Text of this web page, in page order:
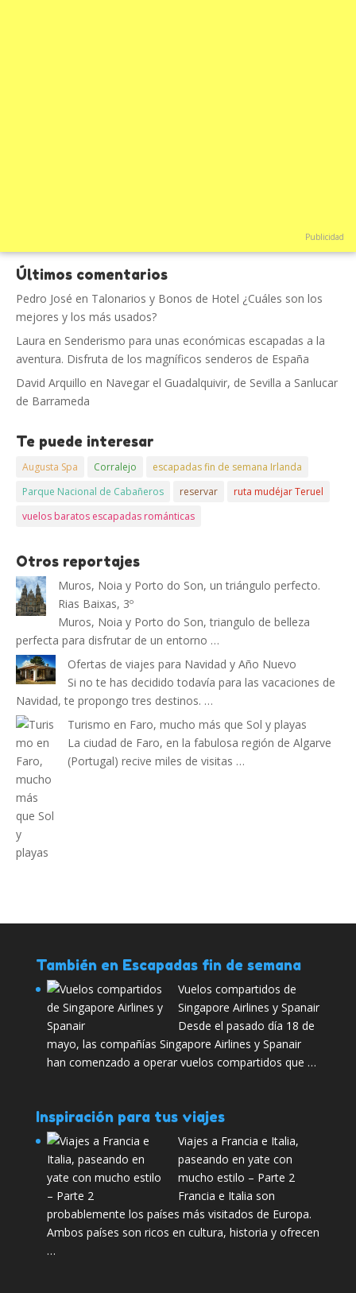
Publicidad
Últimos comentarios
Pedro José en Talonarios y Bonos de Hotel ¿Cuáles son los
mejores y los más usados?
Laura en Senderismo para unas económicas escapadas a la
aventura. Disfruta de los magníficos senderos de España
David Arquillo en Navegar el Guadalquivir, de Sevilla a Sanlucar
de Barrameda
Te puede interesar
Augusta Spa Corralejo
escapadas fin de semana Irlanda
Parque Nacional de Cabañeros
reservar
ruta mudéjar Teruel
vuelos baratos escapadas románticas
Otros reportajes
Muros, Noia y Porto do Son, un triángulo perfecto.
Rias Baixas, 3º
Muros, Noia y Porto do Son, triangulo de belleza
perfecta para disfrutar de un entorno …
Ofertas de viajes para Navidad y Año Nuevo
Si no te has decidido todavía para las vacaciones de
Navidad, te propongo tres destinos. …
Turismo en Faro, mucho más que Sol y playas
La ciudad de Faro, en la fabulosa región de Algarve
(Portugal) recive miles de visitas …
También en Escapadas fin de semana
Vuelos compartidos de
Singapore Airlines y Spanair
Desde el pasado día 18 de
mayo, las compañías Singapore Airlines y Spanair
han comenzado a operar vuelos compartidos que …
Inspiración para tus viajes
Viajes a Francia e Italia,
paseando en yate con
mucho estilo – Parte 2
Francia e Italia son
probablemente los países más visitados de Europa.
Ambos países son ricos en cultura, historia y ofrecen
…